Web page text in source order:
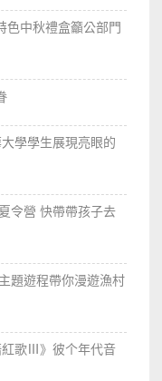
中秋禮盒籲公部門
學學生展現亮眼的
令營 快帶帶孩子去
題遊程帶你漫遊漁村
紅歌Ⅲ》彼个年代音